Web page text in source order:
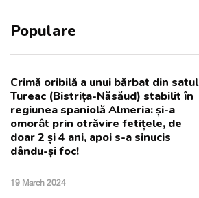
Populare
Crimă oribilă a unui bărbat din satul
Tureac (Bistrița-Năsăud) stabilit în
regiunea spaniolă Almeria: și-a
omorât prin otrăvire fetițele, de
doar 2 și 4 ani, apoi s-a sinucis
dându-și foc!
19 March 2024